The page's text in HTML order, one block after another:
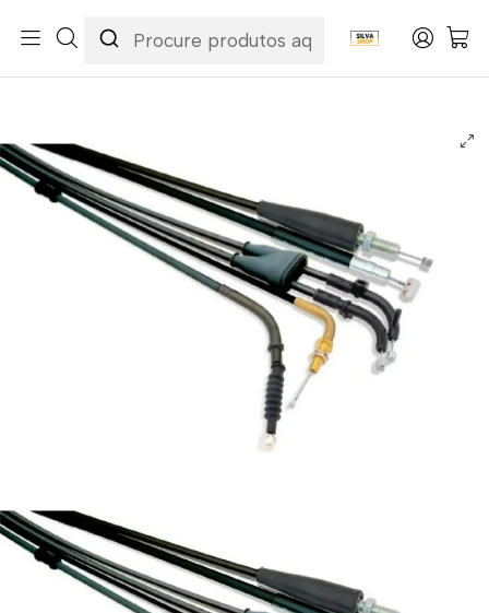
Acessórios & Personalização
Cabos
Cabos de Acelerador
Cabo de Acelerador Honda CRF 250 R 04-09 / CRF 250 X 05-09